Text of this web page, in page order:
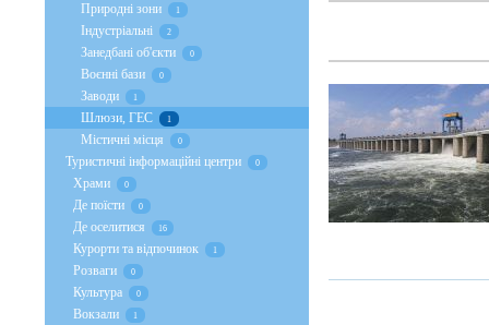
Природні зони 1
Індустріальні 2
Занедбані об'єкти 0
Воєнні бази 0
Заводи 1
Шлюзи, ГЕС 1
Містичні місця 0
Туристичні інформаційні центри 0
Храми 0
Де поїсти 0
Де оселитися 16
Курорти та відпочинок 1
Розваги 0
Культура 0
Вокзали 1